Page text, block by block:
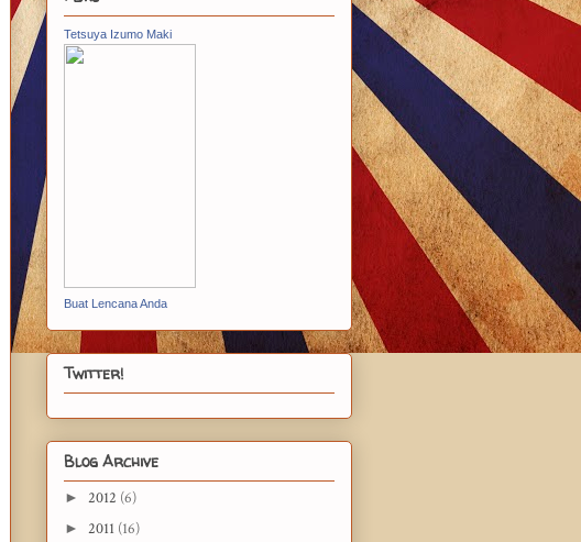
Tetsuya Izumo Maki
Buat Lencana Anda
Twitter!
Blog Archive
► 2012 (6)
► 2011 (16)